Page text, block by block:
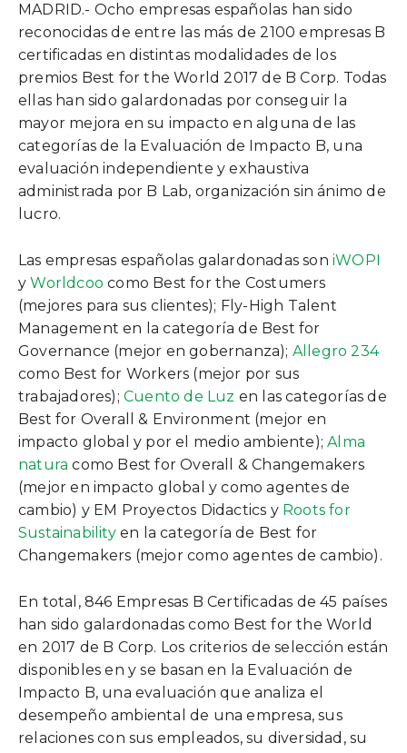
MADRID.- Ocho empresas españolas han sido
reconocidas de entre las más de 2100 empresas B
certificadas en distintas modalidades de los
premios Best for the World 2017 de B Corp. Todas
ellas han sido galardonadas por conseguir la
mayor mejora en su impacto en alguna de las
categorías de la Evaluación de Impacto B, una
evaluación independiente y exhaustiva
administrada por B Lab, organización sin ánimo de
lucro.
Las empresas españolas galardonadas soniWOPI
yWorldcoo como Best for the Costumers
(mejores para sus clientes); Fly-High Talent
Management en la categoría de Best for
Governance (mejor en gobernanza); Allegro 234
como Best for Workers (mejor por sus
trabajadores); Cuento de Luz en las categorías de
Best for Overall & Environment (mejor en
impacto global y por el medio ambiente);Alma
natura como Best for Overall & Changemakers
(mejor en impacto global y como agentes de
cambio) y EM Proyectos Didactics y Roots for
Sustainability en la categoría de Best for
Changemakers (mejor como agentes de cambio).
En total, 846 Empresas B Certificadas de 45 países
han sido galardonadas como Best for the World
en 2017 de B Corp. Los criterios de selección están
disponibles en y se basan en la Evaluación de
Impacto B, una evaluación que analiza el
desempeño ambiental de una empresa, sus
relaciones con sus empleados, su diversidad, su